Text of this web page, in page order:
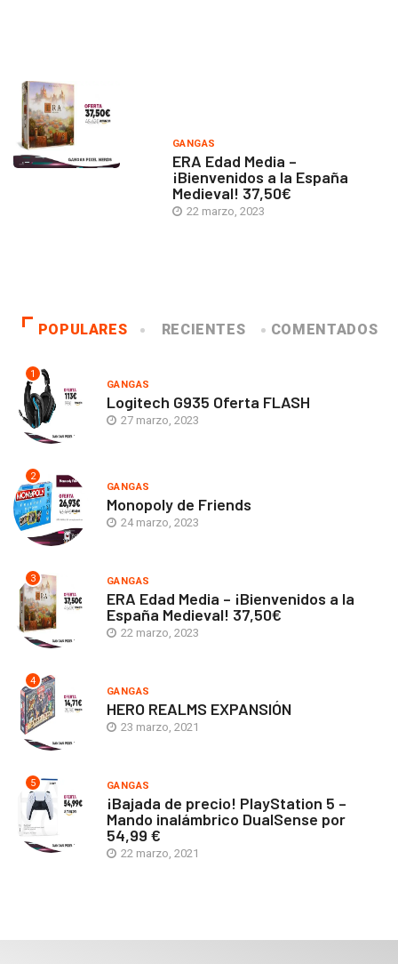
GANGAS
ERA Edad Media –
¡Bienvenidos a la España
Medieval! 37,50€
22 marzo, 2023
POPULARES RECIENTES COMENTADOS
1
GANGAS
Logitech G935 Oferta FLASH
27 marzo, 2023
2
GANGAS
Monopoly de Friends
24 marzo, 2023
3 GANGAS
ERA Edad Media – ¡Bienvenidos a la
España Medieval! 37,50€
22 marzo, 2023
4
GANGAS
HERO REALMS EXPANSIÓN
23 marzo, 2021
5 GANGAS
¡Bajada de precio! PlayStation 5 –
Mando inalámbrico DualSense por
54,99 €
22 marzo, 2021